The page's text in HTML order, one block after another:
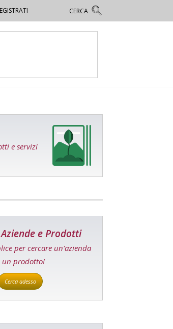
e servizi
e Prodotti
per cercare un'azienda
un prodotto!
Cerca adesso